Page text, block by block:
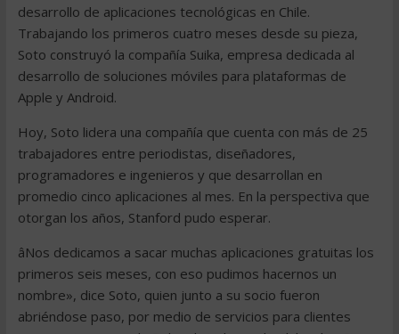
desarrollo de aplicaciones tecnológicas en Chile.
Trabajando los primeros cuatro meses desde su pieza,
Soto construyó la compañía Suika, empresa dedicada al
desarrollo de soluciones móviles para plataformas de
Apple y Android.
Hoy, Soto lidera una compañía que cuenta con más de 25
trabajadores entre periodistas, diseñadores,
programadores e ingenieros y que desarrollan en
promedio cinco aplicaciones al mes. En la perspectiva que
otorgan los años, Stanford pudo esperar.
âNos dedicamos a sacar muchas aplicaciones gratuitas los
primeros seis meses, con eso pudimos hacernos un
nombre», dice Soto, quien junto a su socio fueron
abriéndose paso, por medio de servicios para clientes